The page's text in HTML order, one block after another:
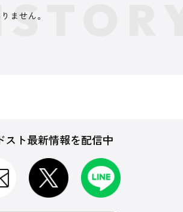
ません。
スト最新情報を配信中